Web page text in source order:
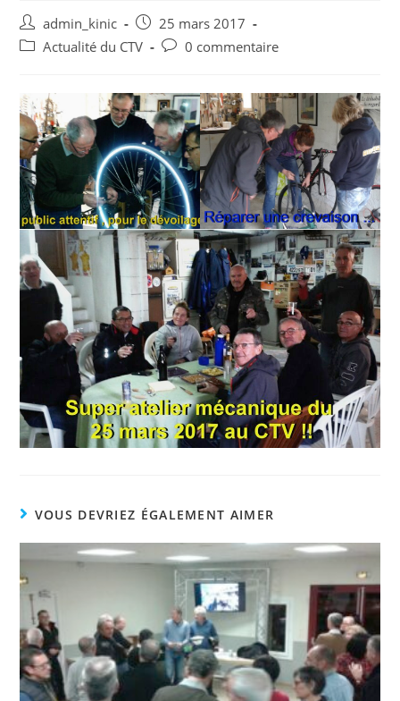
admin_kinic
25 mars 2017
Actualité du CTV
0 commentaire
VOUS DEVRIEZ ÉGALEMENT AIMER